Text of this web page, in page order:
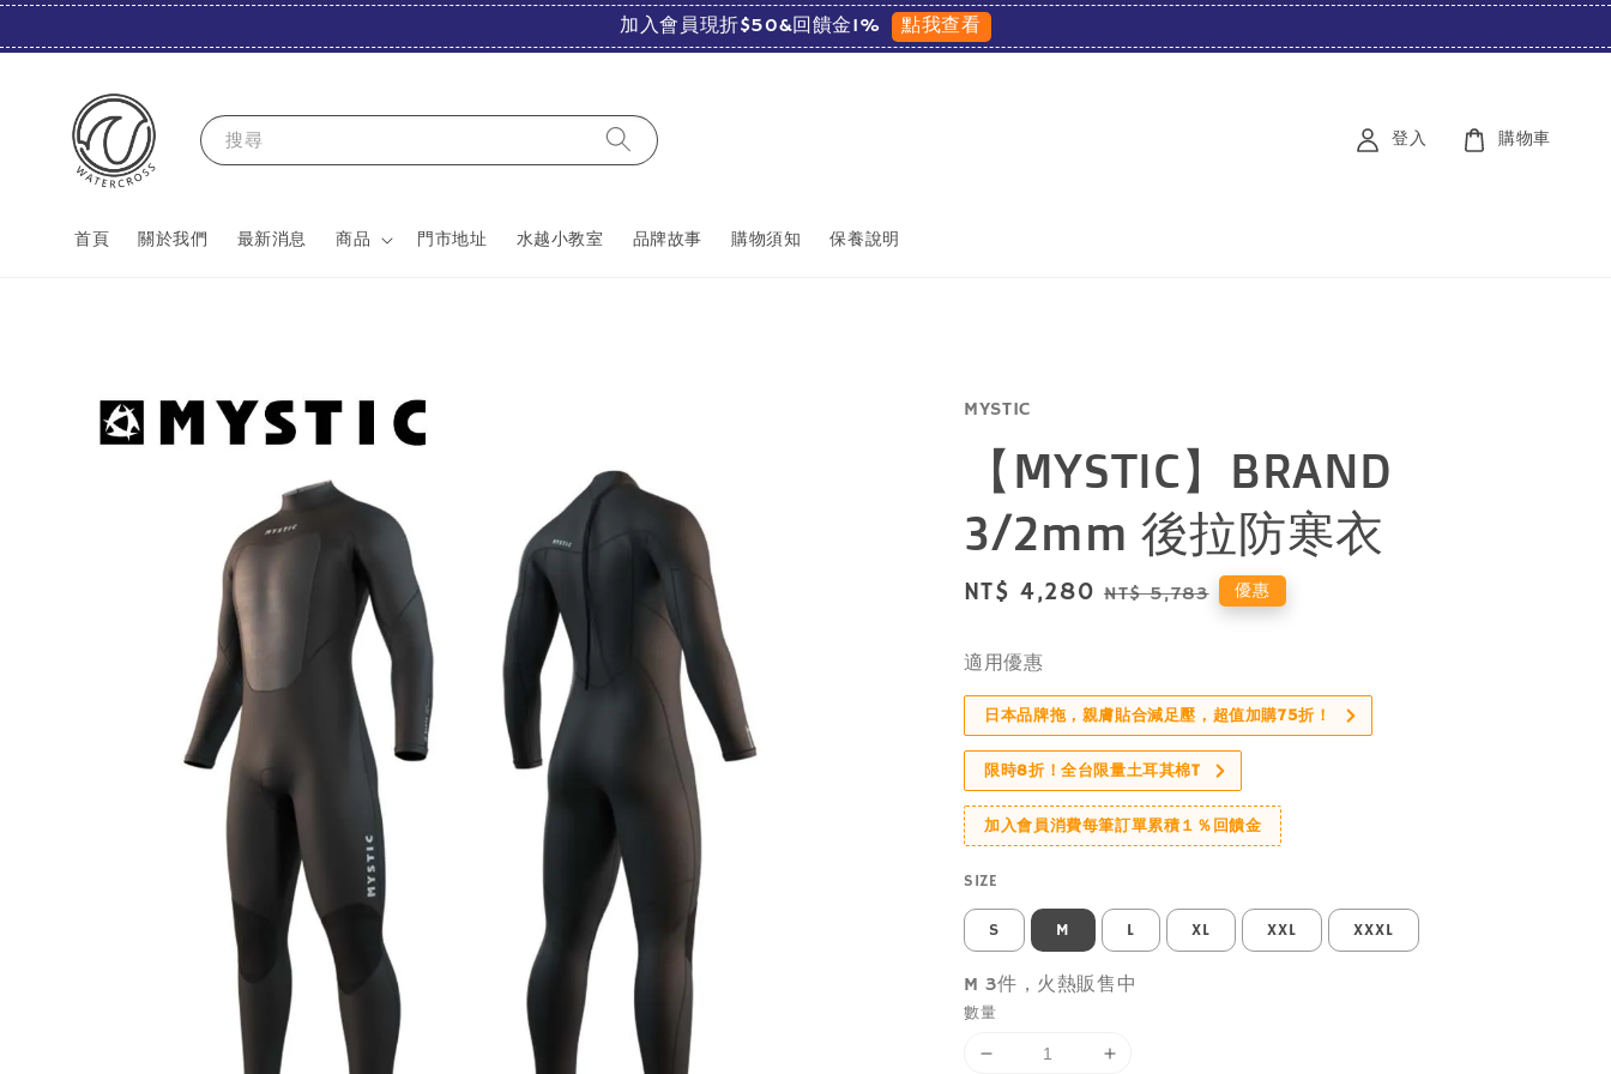
加入會員現折$50&回饋金1% 點我查看
搜尋
首頁 關於我們 最新消息 商品 門市地址 水越小教室 品牌故事 購物須知 保養說明
登入 購物車
MYSTIC
【MYSTIC】BRAND
3/2mm 後拉防寒衣
Sale
NT$ 4,280 Regular
NT$ 5,783 優惠
適用優惠
日本品牌拖，親膚貼合減足壓，超值加購75折！
限時8折！全台限量土耳其棉T
加入會員消費每筆訂單累積１％回饋金
SIZE
S M L XL XXL XXXL
M 3件，火熱販售中
數量